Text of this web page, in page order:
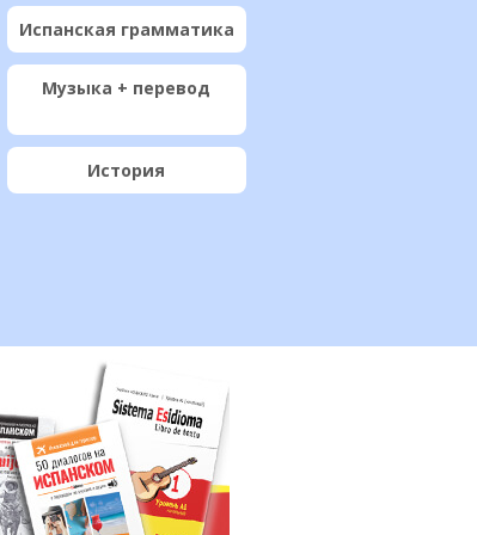
Испанская грамматика
Музыка + перевод
История